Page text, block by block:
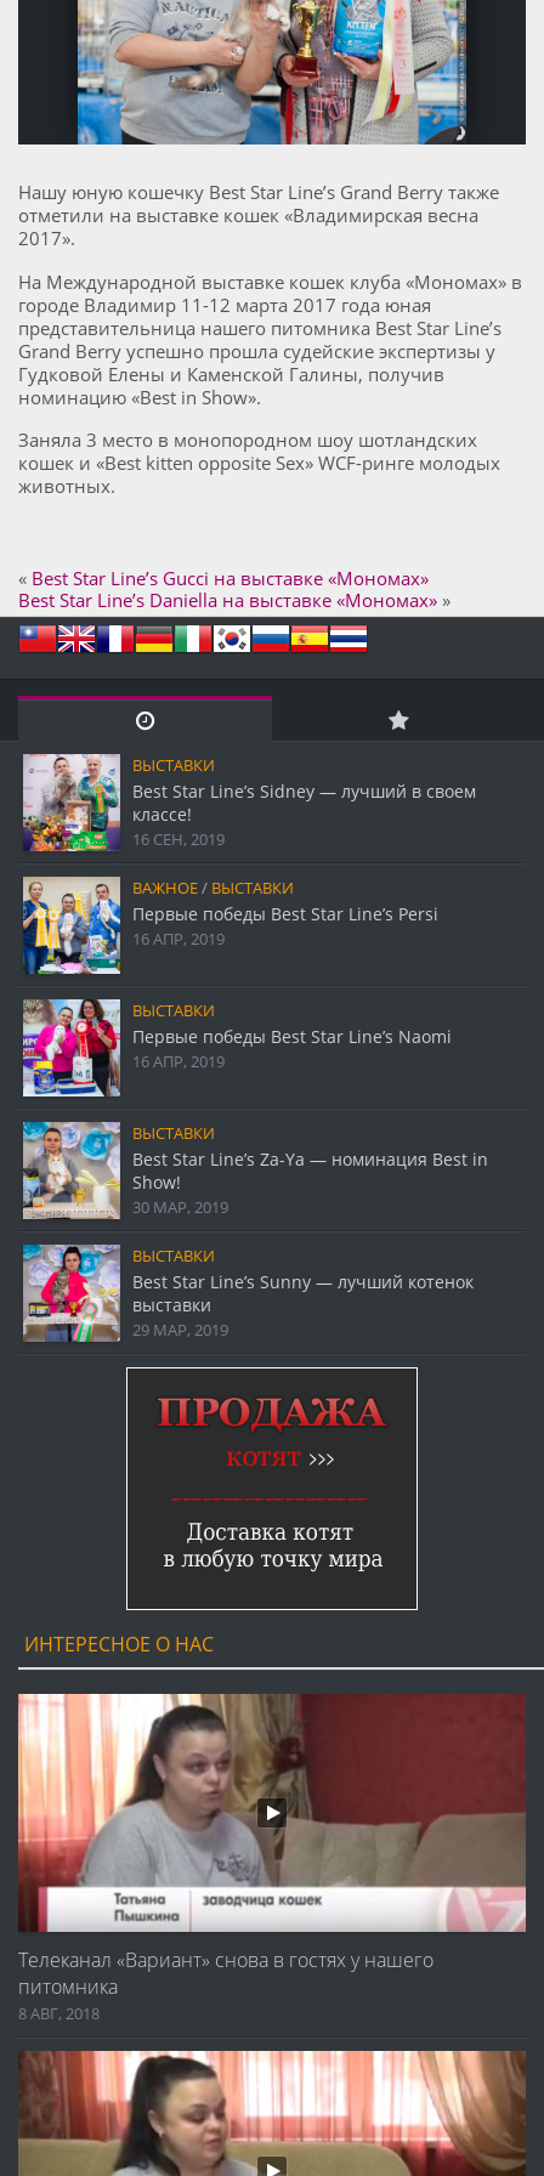
Нашу юную кошечку Best Star Line’s Grand Berry также
отметили на выставке кошек «Владимирская весна
2017».
На Международной выставке кошек клуба «Мономах» в
городе Владимир 11-12 марта 2017 года юная
представительница нашего питомника Best Star Line’s
Grand Berry успешно прошла судейские экспертизы у
Гудковой Елены и Каменской Галины, получив
номинацию «Best in Show».
Заняла 3 место в монопородном шоу шотландских
кошек и «Best kitten opposite Sex» WCF-ринге молодых
животных.
« Best Star Line’s Gucci на выставке «Мономах»
Best Star Line’s Daniella на выставке «Мономах» »
ВЫСТАВКИ
Best Star Line’s Sidney — лучший в своем
классе!
16 СЕН, 2019
ВАЖНОЕ/ ВЫСТАВКИ
Первые победы Best Star Line’s Persi
16 АПР, 2019
ВЫСТАВКИ
Первые победы Best Star Line’s Naomi
16 АПР, 2019
ВЫСТАВКИ
Best Star Line’s Za-Ya — номинация Best in
Show!
30 МАР, 2019
ВЫСТАВКИ
Best Star Line’s Sunny — лучший котенок
выставки
29 МАР, 2019
ИНТЕРЕСНОЕ О НАС
Телеканал «Вариант» снова в гостях у нашего
питомника
8 АВГ, 2018